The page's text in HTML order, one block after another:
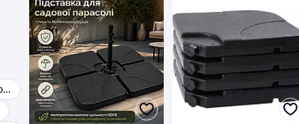
Большой пляжный зонт